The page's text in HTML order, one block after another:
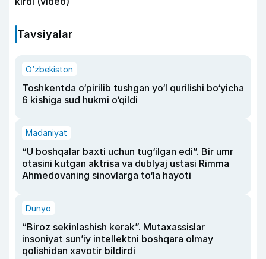
Tavsiyalar
O‘zbekiston
Toshkentda o‘pirilib tushgan yo‘l qurilishi bo‘yicha
6 kishiga sud hukmi o‘qildi
Madaniyat
“U boshqalar baxti uchun tug‘ilgan edi”. Bir umr
otasini kutgan aktrisa va dublyaj ustasi Rimma
Ahmedovaning sinovlarga to‘la hayoti
Dunyo
“Biroz sekinlashish kerak”. Mutaxassislar
insoniyat sun’iy intellektni boshqara olmay
qolishidan xavotir bildirdi